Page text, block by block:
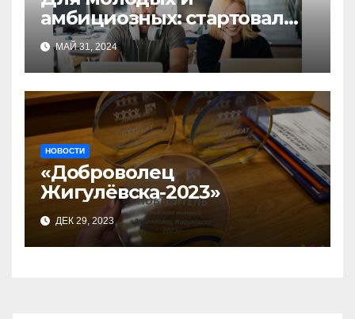
амбициозных: стартовал
прием заявок на участие в
бизнес-акселераторе «Ты
предприниматель»
МАЙ 31, 2024
НОВОСТИ
«Доброволец
Жигулёвска-2023»
ДЕК 29, 2023